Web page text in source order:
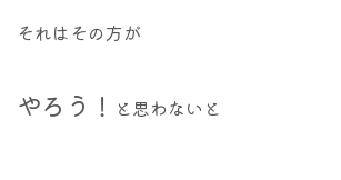
それはその方が
やろう！ と思わないと